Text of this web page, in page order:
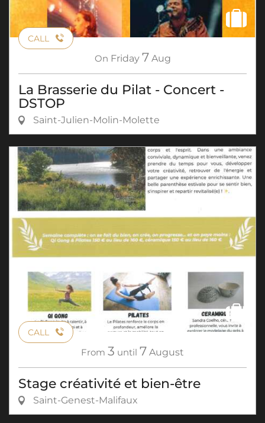
CALL
On Friday 7 Aug
La Brasserie du Pilat - Concert -
DSTOP
Saint-Julien-Molin-Molette
CALL
From 3 until 7 August
Stage créativité et bien-être
Saint-Genest-Malifaux